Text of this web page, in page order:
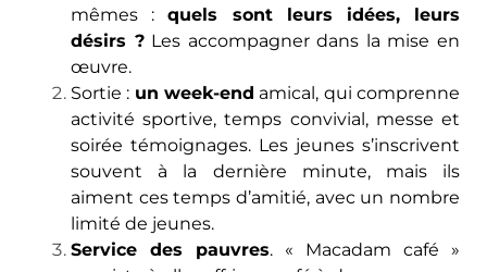
mêmes :quels sont leurs idées, leurs
désirs ?Les accompagner dans la mise en
œuvre.
Sortie : un week-end amical, qui comprenne
activité sportive, temps convivial, messe et
soirée témoignages. Les jeunes s’inscrivent
souvent à la dernière minute, mais ils
aiment ces temps d’amitié, avec un nombre
limité de jeunes.
Service des pauvres. « Macadam café »